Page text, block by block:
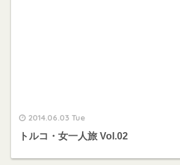
2014.06.03 Tue
トルコ・女一人旅 Vol.02